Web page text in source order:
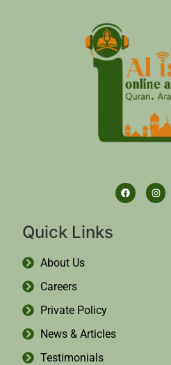
Quick Links
About Us
Careers
Private Policy
News & Articles
Testimonials